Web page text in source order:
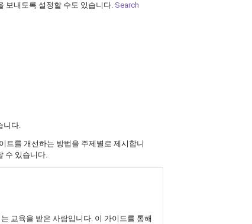
보내도록 설정할 수도 있습니다. Search
니다.
트를 개선하는 방법을 주제별로 제시합니
수 있습니다.
교육을 받은 사람입니다. 이 가이드를 통해